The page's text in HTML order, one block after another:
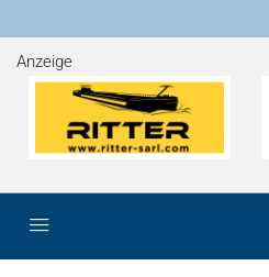
Anzeige